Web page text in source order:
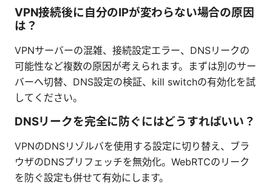
VPN接続後に自分のIPが変わらない場合の原因
は？
VPNサーバーの混雑、接続設定エラー、DNSリークの
可能性など複数の原因が考えられます。まずは別のサー
バーへ切替、DNS設定の検証、kill switchの有効化を試
してください。
DNSリークを完全に防ぐにはどうすればいい？
VPNのDNSリゾルバを使用する設定に切り替え、ブラ
ウザのDNSプリフェッチを無効化。WebRTCのリーク
を防ぐ設定も併せて有効にします。